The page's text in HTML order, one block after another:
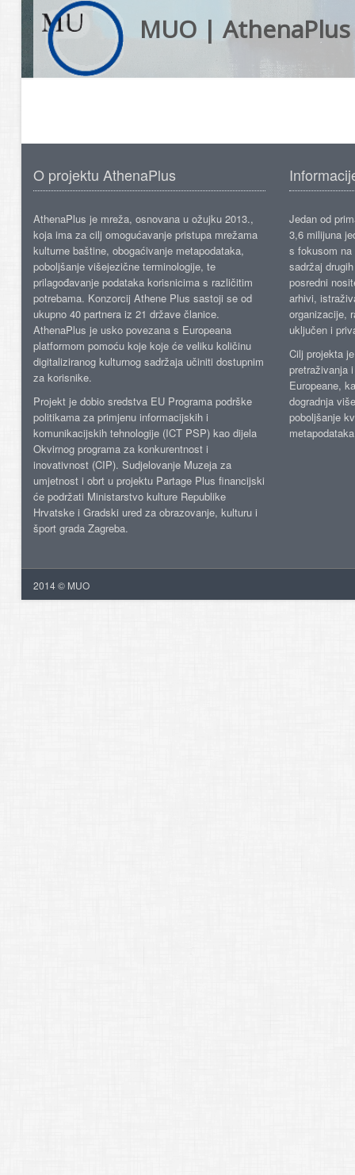
MUO | AthenaPlus
O projektu AthenaPlus
AthenaPlus je mreža, osnovana u ožujku 2013.,
koja ima za cilj omogućavanje pristupa mrežama
kulturne baštine, obogaćivanje metapodataka,
poboljšanje višejezične terminologije, te
prilagođavanje podataka korisnicima s različitim
potrebama. Konzorcij Athene Plus sastoji se od
ukupno 40 partnera iz 21 države članice.
AthenaPlus je usko povezana s Europeana
platformom pomoću koje koje će veliku količinu
digitaliziranog kulturnog sadržaja učiniti dostupnim
za korisnike.
Projekt je dobio sredstva EU Programa podrške
politikama za primjenu informacijskih i
komunikacijskih tehnologije (ICT PSP) kao dijela
Okvirnog programa za konkurentnost i
inovativnost (CIP). Sudjelovanje Muzeja za
umjetnost i obrt u projektu Partage Plus financijski
će podržati Ministarstvo kulture Republike
Hrvatske i Gradski ured za obrazovanje, kulturu i
šport grada Zagreba.
Jedan od
3,6 milijuna
s fokusom
sadržaj
posredni
arhivi,
organizacije,
uključen i
Cilj projekta
pretraživanja
Europeane,
dogradnja
poboljšanje
2014 © MUO